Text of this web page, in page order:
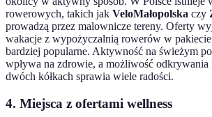
rowerowych, takich jak VeloMałopolska czy
prowadzą przez malownicze tereny. Oferty
wakacje z wypożyczalnią rowerów w pakiecie
bardziej popularne. Aktywność na świeżym
wpływa na zdrowie, a możliwość odkrywania
dwóch kółkach sprawia wiele radości.
4. Miejsca z ofertami wellness